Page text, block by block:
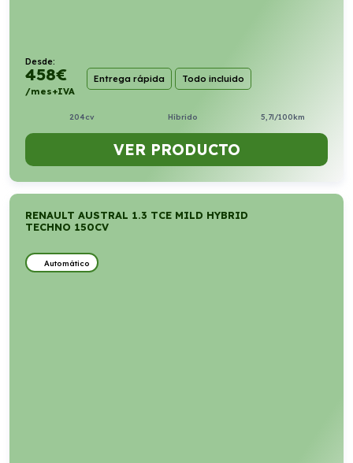
Desde:
458€
/mes+IVA
Entrega rápida Todo incluido
204cv Híbrido 5,7l/100km
VER PRODUCTO
RENAULT AUSTRAL 1.3 TCE MILD HYBRID
TECHNO 150CV
Automático